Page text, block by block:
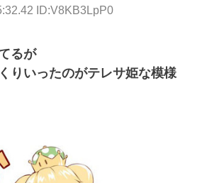
ID:V8KB3LpP0
るが
りいったのがテレサ姫な模様